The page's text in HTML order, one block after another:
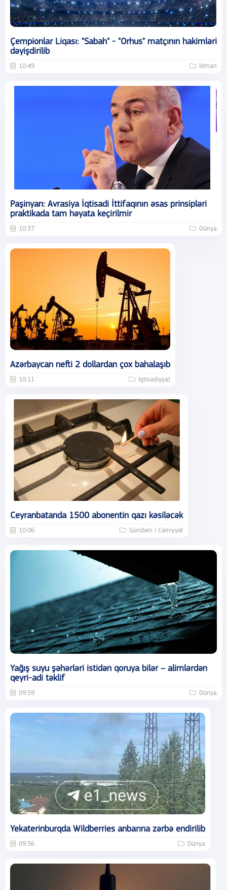
Çempionlar Liqası: "Sabah" - "Orhus" matçının hakimləri
dəyişdirilib
10:49 İdman
Paşinyan: Avrasiya İqtisadi İttifaqının əsas prinsipləri
praktikada tam həyata keçirilmir
10:37 Dünya
Azərbaycan nefti 2 dollardan çox bahalaşıb
10:11 İqtisadiyyat
Ceyranbatanda 1500 abonentin qazı kəsiləcək
10:06 Gündəm / Cəmiyyət
Yağış suyu şəhərləri istidən qoruya bilər – alimlərdən
qeyri-adi təklif
09:59 Dünya
Yekaterinburqda Wildberries anbarına zərbə endirilib
09:56 Dünya